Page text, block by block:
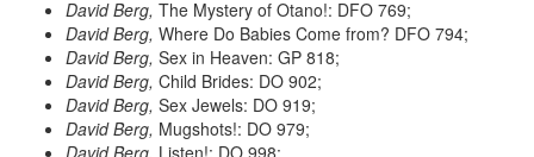
David Berg, The Mystery of Otano!: DFO 769;
David Berg, Where Do Babies Come from? DFO 794;
David Berg, Sex in Heaven: GP 818;
David Berg, Child Brides: DO 902;
David Berg, Sex Jewels: DO 919;
David Berg, Mugshots!: DO 979;
David Berg, Listen!: DO 998;